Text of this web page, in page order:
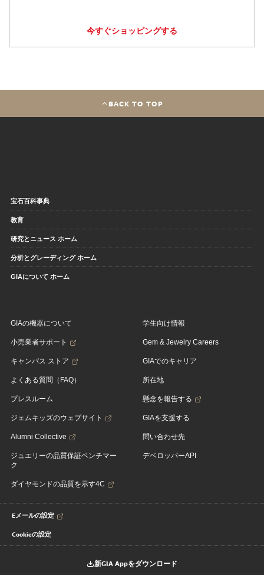
今すぐショッピングする
BACK TO TOP
宝石百科事典
教育
研究とニュース ホーム
分析とグレーディング ホーム
GIAについて ホーム
GIAの機器について
小売業者サポート
キャンパス ストア
よくある質問（FAQ）
プレスルーム
ジェムキッズのウェブサイト
Alumni Collective
ジュエリーの品質保証ベンチマー
ク
ダイヤモンドの品質を示す4C
学生向け情報
Gem & Jewelry Careers
GIAでのキャリア
所在地
懸念を報告する
GIAを支援する
問い合わせ先
デベロッパーAPI
Eメールの設定
Cookieの設定
新GIA Appをダウンロード